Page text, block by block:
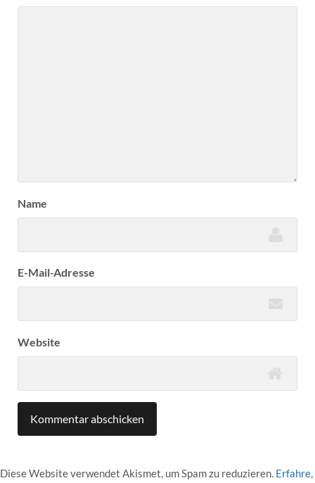
Name
E-Mail-Adresse
Website
Diese Website verwendet Akismet, um Spam zu reduzieren. Erfahre,